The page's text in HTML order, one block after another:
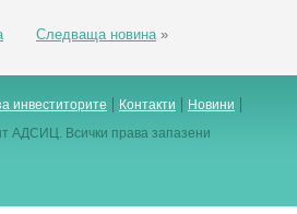
Следваща новина»
инвеститорите Контакти
Новини
АДСИЦ. Всички права запазени